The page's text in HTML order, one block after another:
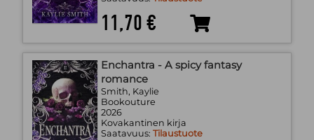
11,70 €
Enchantra - A spicy fantasy
romance
Smith, Kaylie
Bookouture
2026
Kovakantinen kirja
Saatavuus: Tilaustuote